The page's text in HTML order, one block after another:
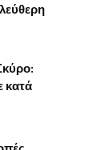
κατά